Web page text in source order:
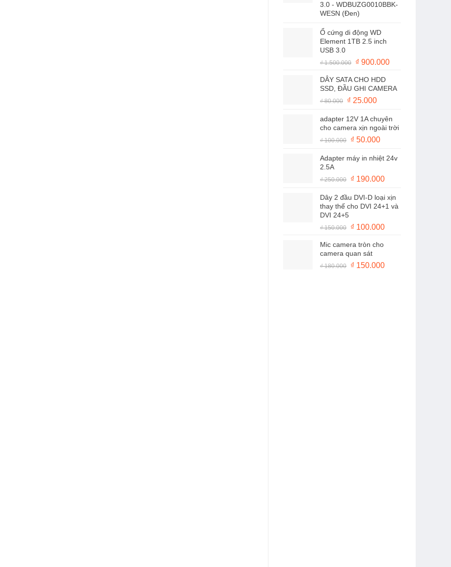
3.0 - WDBUZG0010BBK-
WESN (Đen)
Ổ cứng di động WD
Element 1TB 2.5 inch
USB 3.0
₫1.500.000
Giá
là:
₫ 1.500.000.
₫ 900.000Giá
là:
DÂY SATA CHO HDD
SSD, ĐẦU GHI CAMERA
₫80.000
Giá
là:
₫ 80.000.
₫ 25.000Giá
tại
là:
₫ 25.000.
adapter 12V 1A chuyên
cho camera xịn ngoài trời
₫100.000
Giá
là:
₫ 50.000Giá
tại
₫ 50.000.
Adapter máy in nhiệt 24v
2.5A
₫250.000
Giá
là:
₫ 250.000.
₫ 190.000Giá
tại
là:
Dây 2 đầu DVI-D loại xịn
thay thế cho DVI 24+1 và
DVI 24+5
₫150.000
Giá
là:
₫ 150.000.
₫ 100.000Giá
₫ 100.000.
Mic camera tròn cho
camera quan sát
₫180.000
Giá
₫ 150.000Giá